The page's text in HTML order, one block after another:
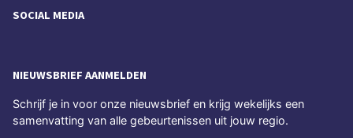
SOCIAL MEDIA
NIEUWSBRIEF AANMELDEN
Schrijf je in voor onze nieuwsbrief en krijg wekelijks een
samenvatting van alle gebeurtenissen uit jouw regio.